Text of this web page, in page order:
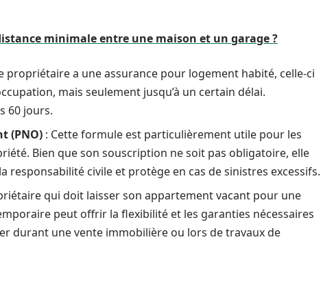
minimale entre une maison et un garage ?
propriétaire a une assurance pour logement habité, celle-ci
mais seulement jusqu’à un certain délai.
60 jours.
(PNO) : Cette formule est particulièrement utile pour les
Bien que son souscription ne soit pas obligatoire, elle
responsabilité civile et protège en cas de sinistres excessifs.
qui doit laisser son appartement vacant pour une
peut offrir la flexibilité et les garanties nécessaires
durant une vente immobilière ou lors de travaux de